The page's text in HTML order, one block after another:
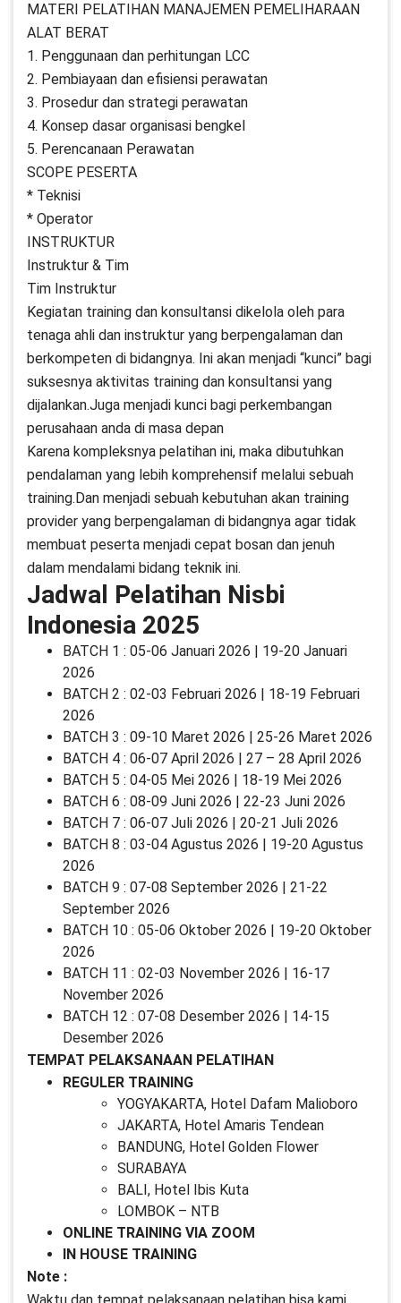
MATERI PELATIHAN MANAJEMEN PEMELIHARAAN
ALAT BERAT
1. Penggunaan dan perhitungan LCC
2. Pembiayaan dan efisiensi perawatan
3. Prosedur dan strategi perawatan
4. Konsep dasar organisasi bengkel
5. Perencanaan Perawatan
SCOPE PESERTA
* Teknisi
* Operator
INSTRUKTUR
Instruktur & Tim
Tim Instruktur
Kegiatan training dan konsultansi dikelola oleh para
tenaga ahli dan instruktur yang berpengalaman dan
berkompeten di bidangnya. Ini akan menjadi “kunci” bagi
suksesnya aktivitas training dan konsultansi yang
dijalankan.Juga menjadi kunci bagi perkembangan
perusahaan anda di masa depan
Karena kompleksnya pelatihan ini, maka dibutuhkan
pendalaman yang lebih komprehensif melalui sebuah
training.Dan menjadi sebuah kebutuhan akan training
provider yang berpengalaman di bidangnya agar tidak
membuat peserta menjadi cepat bosan dan jenuh
dalam mendalami bidang teknik ini.
Jadwal Pelatihan Nisbi
Indonesia 2025
BATCH 1 : 05-06 Januari 2026 | 19-20 Januari
2026
BATCH 2 : 02-03 Februari 2026 | 18-19 Februari
2026
BATCH 3 : 09-10 Maret 2026 | 25-26 Maret 2026
BATCH 4 : 06-07 April 2026 | 27 – 28 April 2026
BATCH 5 : 04-05 Mei 2026 | 18-19 Mei 2026
BATCH 6 : 08-09 Juni 2026 | 22-23 Juni 2026
BATCH 7 : 06-07 Juli 2026 | 20-21 Juli 2026
BATCH 8 : 03-04 Agustus 2026 | 19-20 Agustus
2026
BATCH 9 : 07-08 September 2026 | 21-22
September 2026
BATCH 10 : 05-06 Oktober 2026 | 19-20 Oktober
2026
BATCH 11 : 02-03 November 2026 | 16-17
November 2026
BATCH 12 : 07-08 Desember 2026 | 14-15
Desember 2026
TEMPAT PELAKSANAAN PELATIHAN
REGULER TRAINING
YOGYAKARTA, Hotel Dafam Malioboro
JAKARTA, Hotel Amaris Tendean
BANDUNG, Hotel Golden Flower
SURABAYA
BALI, Hotel Ibis Kuta
LOMBOK – NTB
ONLINE TRAINING VIA ZOOM
IN HOUSE TRAINING
Note :